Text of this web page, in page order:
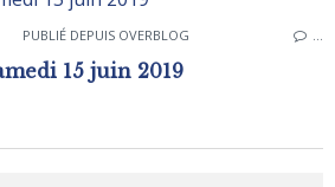
PUBLIÉ DEPUIS OVERBLOG …
15 juin 2019